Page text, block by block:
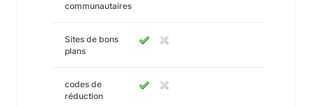
communautaires
Sites de bons
plans
codes de
réduction